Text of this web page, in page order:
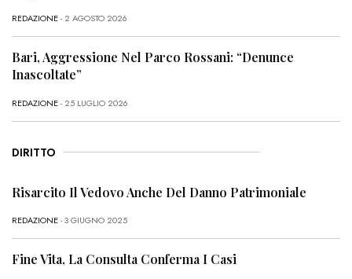
REDAZIONE- 2 AGOSTO 2026
Bari, Aggressione Nel Parco Rossani: “Denunce
Inascoltate”
REDAZIONE- 25 LUGLIO 2026
DIRITTO
Risarcito Il Vedovo Anche Del Danno Patrimoniale
REDAZIONE- 3 GIUGNO 2025
Fine Vita, La Consulta Conferma I Casi